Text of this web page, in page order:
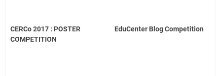
CERCo 2017 : POSTER
COMPETITION
EduCenter Blog Competition